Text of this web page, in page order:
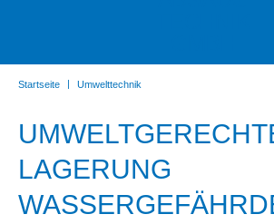
Startseite | Umwelttechnik
LAGERUNG